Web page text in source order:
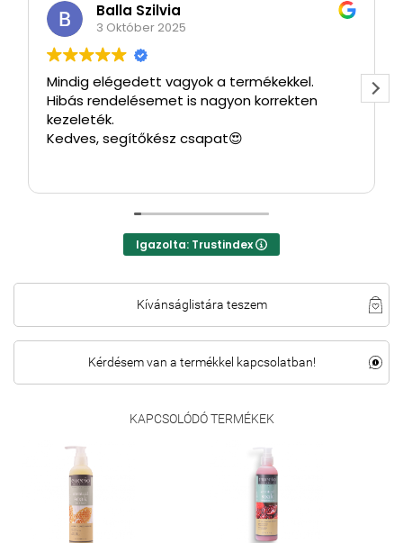
Balla Szilvia
3 Október 2025
Mindig elégedett vagyok a termékekkel.
Hibás rendelésemet is nagyon korrekten
kezeleték.
Kedves, segítőkész csapat😍
Igazolta: Trustindex
Kívánságlistára teszem
Kérdésem van a termékkel kapcsolatban!
KAPCSOLÓDÓ TERMÉKEK